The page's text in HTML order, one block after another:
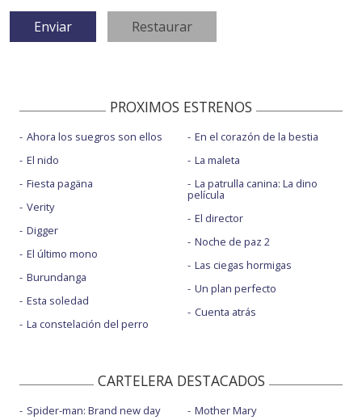
PROXIMOS ESTRENOS
Ahora los suegros son ellos
El nido
Fiesta pagäna
Verity
Digger
El último mono
Burundanga
Esta soledad
La constelación del perro
En el corazón de la bestia
La maleta
La patrulla canina: La dino
película
El director
Noche de paz 2
Las ciegas hormigas
Un plan perfecto
Cuenta atrás
CARTELERA DESTACADOS
Spider-man: Brand new day
Mother Mary